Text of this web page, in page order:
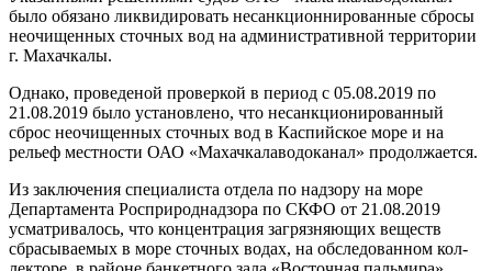
было обязано ликвидировать несанкци­оннированные сбросы
неочищен­ных сточных вод на администра­тивной территории
г. Махачкалы.
Однако, проведеной провер­кой в период с 05.08.2019 по
21.08.2019 было установлено, что несанкционированный
сброс не­очищенных сточных вод в Каспий­ское море и на
рельеф местности ОАО «Махачкалаводоканал» про­должается.
Из заключения специалиста от­дела по надзору на море
Департа­мента Росприроднадзора по СКФО от 21.08.2019
усматривалось, что концентрация загрязняющих ве­ществ
сбрасываемых в море сточ­ных водах, на обследованном кол­